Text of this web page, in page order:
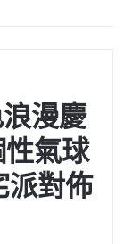
漫慶
氣球
派對佈